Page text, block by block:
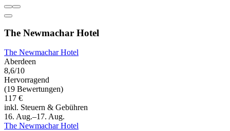
The Newmachar Hotel
The Newmachar Hotel
Aberdeen
8,6/10
Hervorragend
(19 Bewertungen)
117 €
inkl. Steuern & Gebühren
16. Aug.–17. Aug.
The Newmachar Hotel